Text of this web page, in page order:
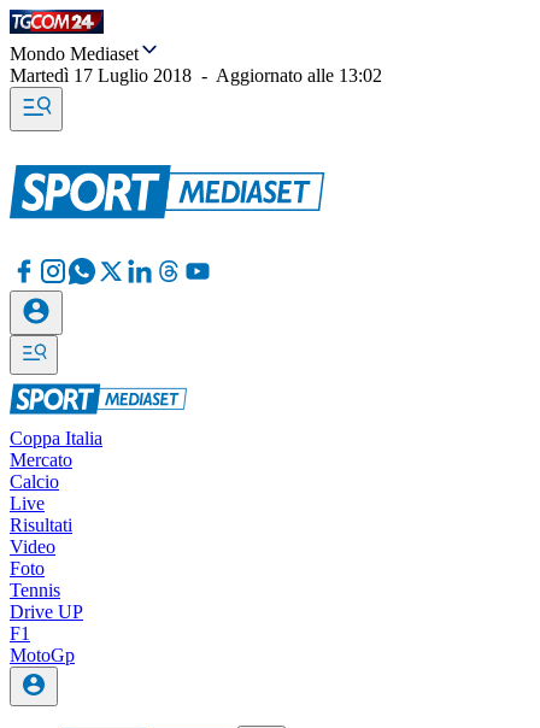
Mondo Mediaset
Martedì 17 Luglio 2018 - Aggiornato alle 13:02
Coppa Italia
Mercato
Calcio
Live
Risultati
Video
Foto
Tennis
Drive UP
F1
MotoGp